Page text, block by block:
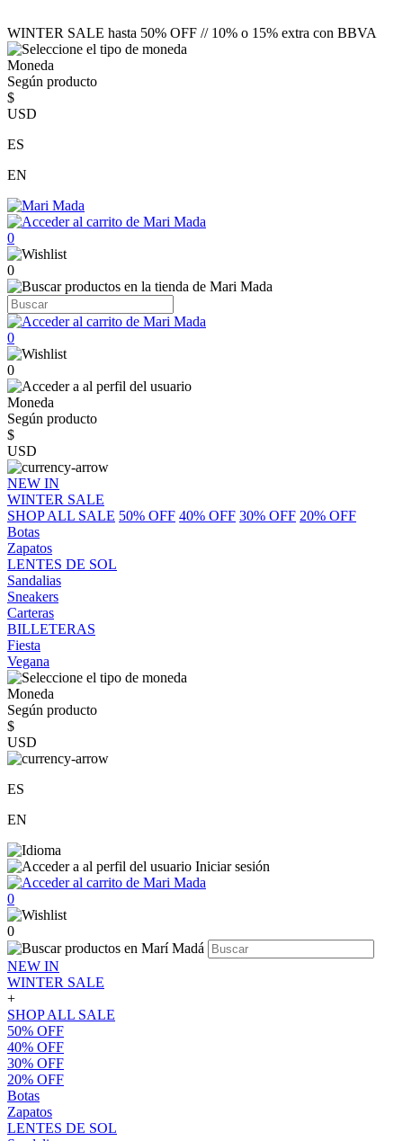
WINTER SALE hasta 50% OFF // 10% o 15% extra con BBVA
Moneda
Según producto
$
USD
ES
EN
0
0
0
0
Moneda
Según producto
$
USD
NEW IN
WINTER SALE
SHOP ALL SALE 50% OFF 40% OFF 30% OFF 20% OFF
Botas
Zapatos
LENTES DE SOL
Sandalias
Sneakers
Carteras
BILLETERAS
Fiesta
Vegana
Moneda
Según producto
$
USD
ES
EN
Iniciar sesión
0
0
NEW IN
WINTER SALE
+
SHOP ALL SALE
50% OFF
40% OFF
30% OFF
20% OFF
Botas
Zapatos
LENTES DE SOL